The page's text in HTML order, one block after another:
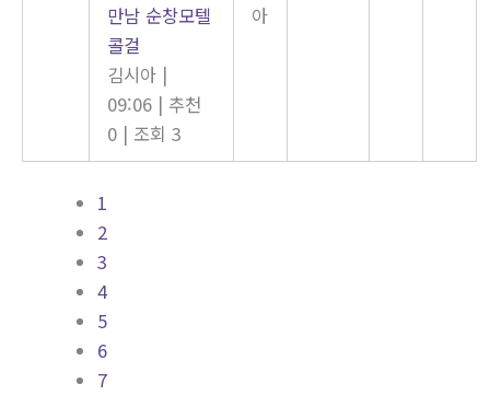
만남 순창모텔
콜걸
김시아 |
09:06 | 추천
0 | 조회 3
아
1
2
3
4
5
6
7